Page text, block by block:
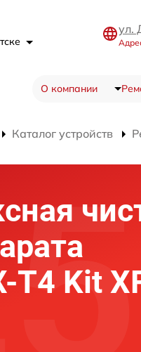
ул.
О компании
Каталог устройств
T4 Kit